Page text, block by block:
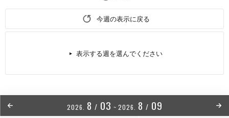
今週の表示に戻る
表示する週を選んでください
2026. 8 / 03 ~ 2026. 8 / 09